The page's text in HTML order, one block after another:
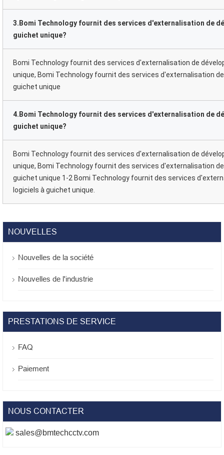
3.Bomi Technology fournit des services d'externalisation de
guichet unique?
Bomi Technology fournit des services d'externalisation de
unique, Bomi Technology fournit des services d'externalisation
guichet unique
4.Bomi Technology fournit des services d'externalisation de
guichet unique?
Bomi Technology fournit des services d'externalisation de
unique, Bomi Technology fournit des services d'externalisation
guichet unique 1-2 Bomi Technology fournit des services
logiciels à guichet unique.
NOUVELLES
Nouvelles de la société
Nouvelles de l'industrie
PRESTATIONS DE SERVICE
FAQ
Paiement
NOUS CONTACTER
sales@bmtechcctv.com